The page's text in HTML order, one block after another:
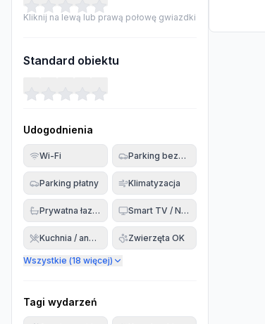
Kliknij na lewą lub prawą połowę gwiazdki
Standard obiektu
Udogodnienia
Wi-Fi Parking bezpłatny
Parking płatny Klimatyzacja
Prywatna łazienka Smart TV / Netflix
Kuchnia / aneks Zwierzęta OK
Wszystkie (18 więcej)
Tagi wydarzeń